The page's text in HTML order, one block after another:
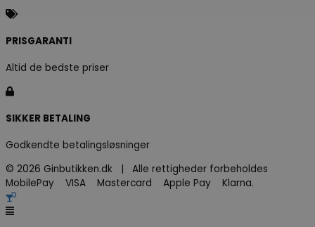
PRISGARANTI
Altid de bedste priser
SIKKER BETALING
Godkendte betalingsløsninger
© 2026 Ginbutikken.dk | Alle rettigheder forbeholdes
MobilePay VISA Mastercard Apple Pay Klarna.